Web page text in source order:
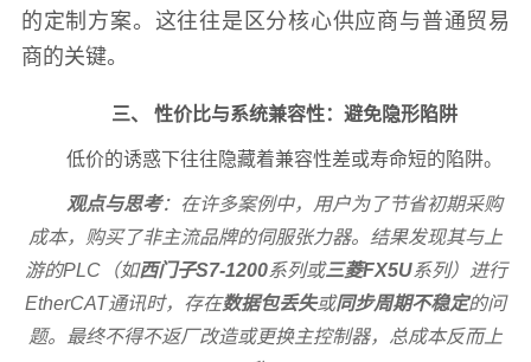
的定制方案。这往往是区分核心供应商与普通贸易
商的关键。
三、 性价比与系统兼容性：避免隐形陷阱
低价的诱惑下往往隐藏着兼容性差或寿命短的陷阱。
观点与思考：在许多案例中，用户为了节省初期采购
成本，购买了非主流品牌的伺服张力器。结果发现其与上
游的PLC（如西门子S7-1200系列或三菱FX5U系列）进行
EtherCAT通讯时，存在数据包丢失或同步周期不稳定的问
题。最终不得不返厂改造或更换主控制器，总成本反而上